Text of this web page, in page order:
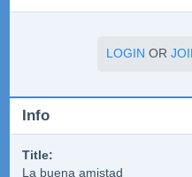
LOGIN OR
Info
Title:
La buena amistad